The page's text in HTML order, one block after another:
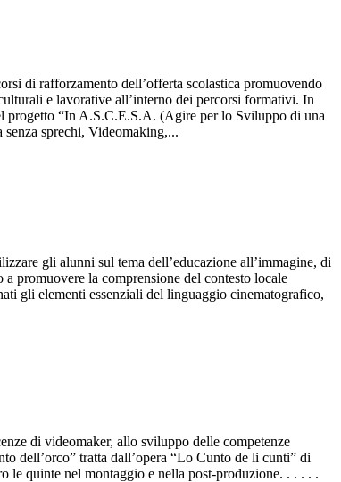
di rafforzamento dell’offerta scolastica promuovendo
e lavorative all’interno dei percorsi formativi. In
progetto “In A.S.C.E.S.A. (Agire per lo Sviluppo di una
sprechi, Videomaking,...
gli alunni sul tema dell’educazione all’immagine, di
promuovere la comprensione del contesto locale
gli elementi essenziali del linguaggio cinematografico,
di videomaker, allo sviluppo delle competenze
dell’orco” tratta dall’opera “Lo Cunto de li cunti” di
le quinte nel montaggio e nella post-produzione. . . . . .